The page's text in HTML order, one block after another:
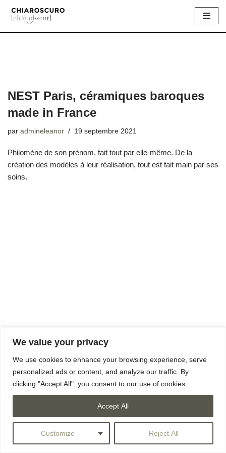
We value your privacy
We use cookies to enhance your browsing experience, serve
personalized ads or content, and analyze our traffic. By
clicking "Accept All", you consent to our use of cookies.
Customize Reject All
Accept All
NEST Paris, céramiques baroques
made in France
par admineleanor 19 septembre 2021
Philomène de son prénom, fait tout par elle-même. De la
création des modèles à leur réalisation, tout est fait main par ses
soins.
© CHIAROSCURO///23